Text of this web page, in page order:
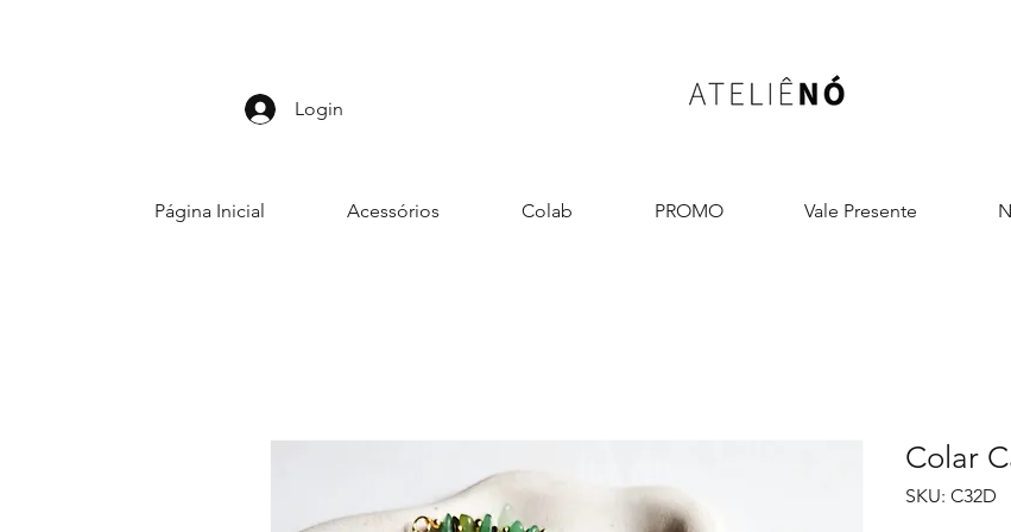
Login
Página Inicial Acessórios Colab PROMO Vale Presente
Colar
SKU: C32D